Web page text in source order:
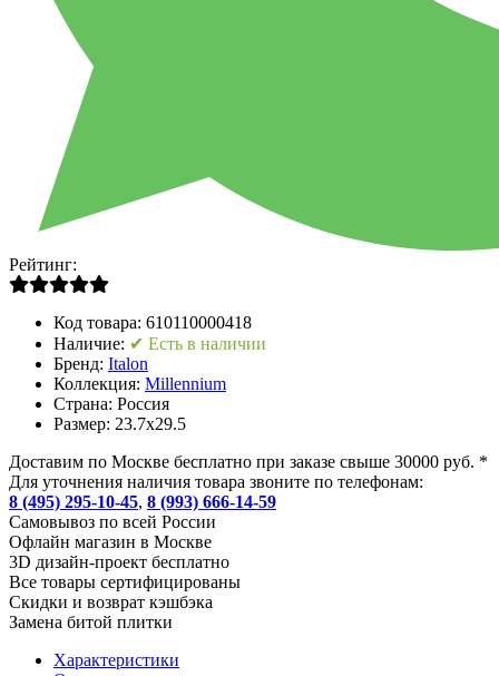
Рейтинг:
Код товара: 610110000418
Наличие: ✔ Есть в наличии
Бренд: Italon
Коллекция: Millennium
Страна: Россия
Размер: 23.7x29.5
Доставим по Москве бесплатно при заказе свыше 30000 руб. *
Для уточнения наличия товара звоните по телефонам:
8 (495) 295-10-45, 8 (993) 666-14-59
Cамовывоз по всей России
Офлайн магазин в Москве
3D дизайн-проект бесплатно
Все товары сертифицированы
Скидки и возврат кэшбэка
Замена битой плитки
Характеристики